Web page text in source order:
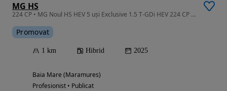
MG HS
224 CP • MG Noul HS HEV 5 uși Exclusive 1.5 T-GDi HEV 224 CP AT
Promovat
1 km Hibrid 2025
Baia Mare (Maramures)
Profesionist • Publicat